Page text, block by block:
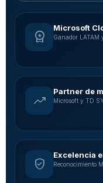
workspace_premium
Microsoft
Ganador
trending_up
Partner de
Microsoft y TD
verified_user
Excelencia
Reconocimiento